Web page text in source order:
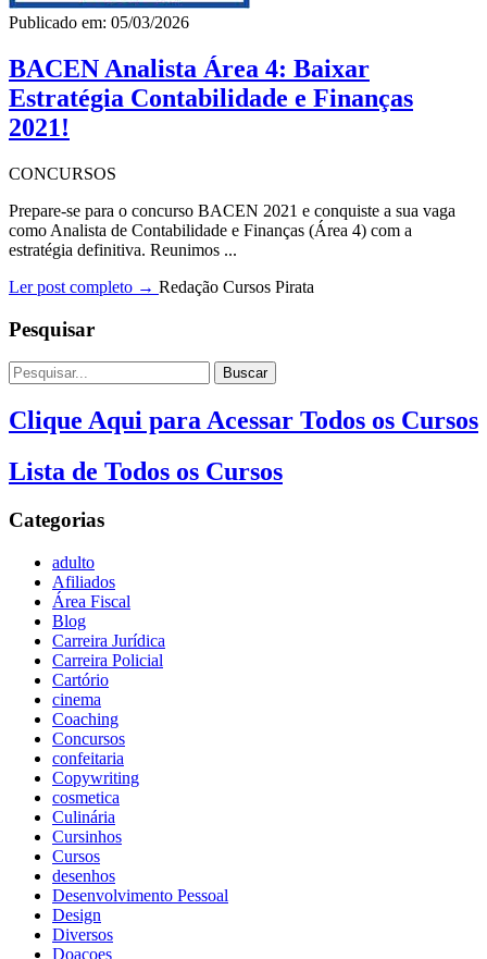
Publicado em: 05/03/2026
BACEN Analista Área 4: Baixar
Estratégia Contabilidade e Finanças
2021!
CONCURSOS
Prepare-se para o concurso BACEN 2021 e conquiste a sua vaga
como Analista de Contabilidade e Finanças (Área 4) com a
estratégia definitiva. Reunimos ...
Ler post completo → Redação Cursos Pirata
Pesquisar
Buscar
Clique Aqui para Acessar Todos os Cursos
Lista de Todos os Cursos
Categorias
adulto
Afiliados
Área Fiscal
Blog
Carreira Jurídica
Carreira Policial
Cartório
cinema
Coaching
Concursos
confeitaria
Copywriting
cosmetica
Culinária
Cursinhos
Cursos
desenhos
Desenvolvimento Pessoal
Design
Diversos
Doaçoes